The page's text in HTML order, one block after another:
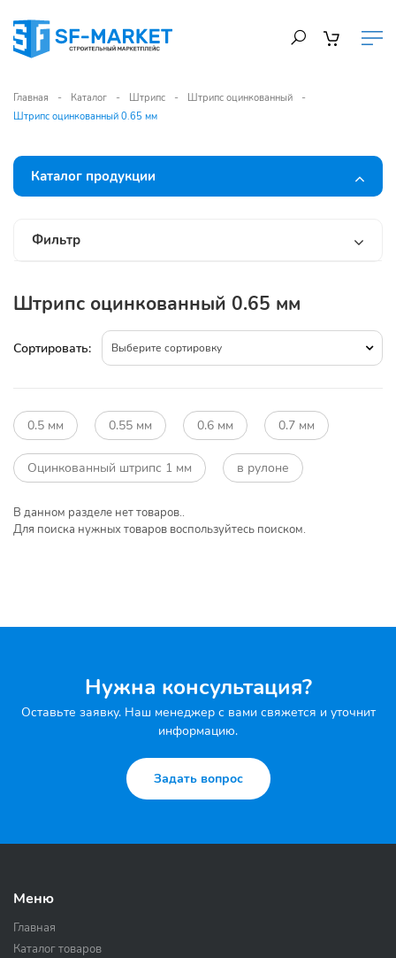
Главная Каталог Штрипс
Штрипс оцинкованный
Штрипс оцинкованный 0.65 мм
Каталог продукции
Фильтр
Штрипс оцинкованный 0.65 мм
Сортировать: Выберите сортировку
0.5 мм 0.55 мм 0.6 мм 0.7 мм
Оцинкованный штрипс 1 мм в рулоне
В данном разделе нет товаров..
Для поиска нужных товаров воспользуйтесь поиском.
Нужна консультация?
Оставьте заявку. Наш менеджер с вами свяжется и уточнит
информацию.
Задать вопрос
Меню
Главная
Каталог товаров